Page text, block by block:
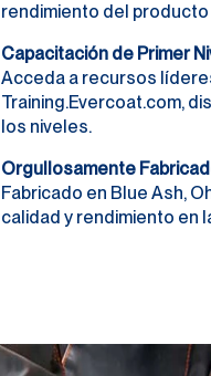
rendimiento del producto
Capacitación de Primer
Acceda a recursos
Training.Evercoat.com,
los niveles.
Orgullosamente
Fabricado en Blue Ash,
calidad y rendimiento en